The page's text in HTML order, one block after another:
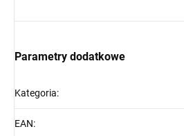
Parametry dodatkowe
Kategoria:
EAN: